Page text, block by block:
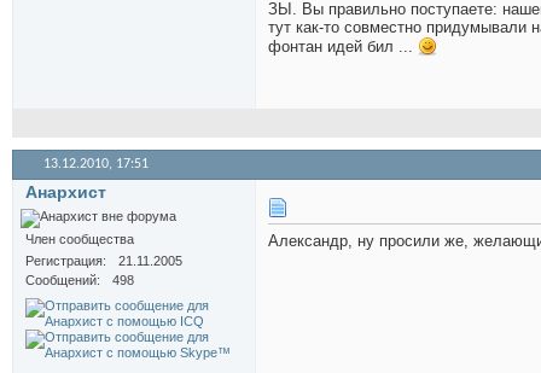
ЗЫ. Вы правильно поступаете:
тут как-то совместно придумывали
фонтан идей бил ...
13.12.2010, 17:51
Анархист
Член сообщества
Регистрация
21.11.2005
Сообщений
498
Александр, ну просили же,